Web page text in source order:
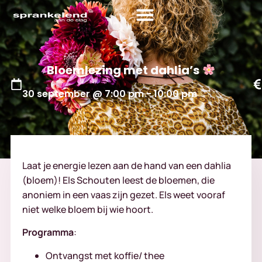
Bloemlezing met dahlia’s
30 september@7:00 pm-10:00 pm
Laat je energie lezen aan de hand van een dahlia
(bloem)! Els Schouten leest de bloemen, die
anoniem in een vaas zijn gezet. Els weet vooraf
niet welke bloem bij wie hoort.
Programma:
Ontvangst met koffie/ thee